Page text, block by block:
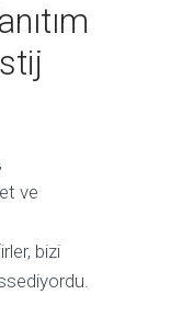
,
ve
bizi